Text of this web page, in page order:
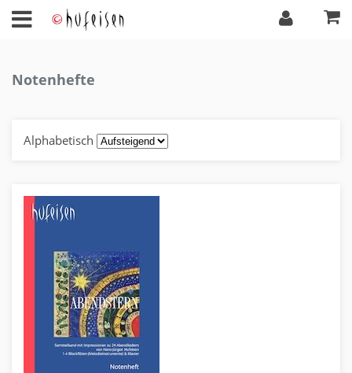
Notenhefte
Alphabetisch